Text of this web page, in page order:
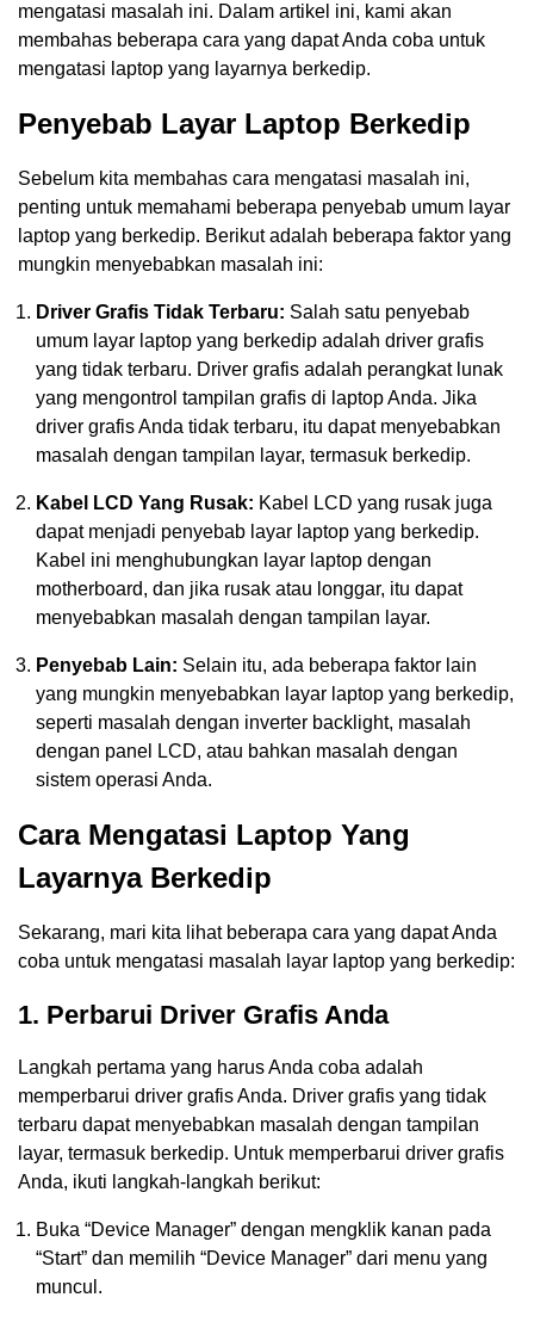
mengatasi masalah ini. Dalam artikel ini, kami akan
membahas beberapa cara yang dapat Anda coba untuk
mengatasi laptop yang layarnya berkedip.
Penyebab Layar Laptop Berkedip
Sebelum kita membahas cara mengatasi masalah ini,
penting untuk memahami beberapa penyebab umum layar
laptop yang berkedip. Berikut adalah beberapa faktor yang
mungkin menyebabkan masalah ini:
Driver Grafis Tidak Terbaru: Salah satu penyebab
umum layar laptop yang berkedip adalah driver grafis
yang tidak terbaru. Driver grafis adalah perangkat lunak
yang mengontrol tampilan grafis di laptop Anda. Jika
driver grafis Anda tidak terbaru, itu dapat menyebabkan
masalah dengan tampilan layar, termasuk berkedip.
Kabel LCD Yang Rusak: Kabel LCD yang rusak juga
dapat menjadi penyebab layar laptop yang berkedip.
Kabel ini menghubungkan layar laptop dengan
motherboard, dan jika rusak atau longgar, itu dapat
menyebabkan masalah dengan tampilan layar.
Penyebab Lain: Selain itu, ada beberapa faktor lain
yang mungkin menyebabkan layar laptop yang berkedip,
seperti masalah dengan inverter backlight, masalah
dengan panel LCD, atau bahkan masalah dengan
sistem operasi Anda.
Cara Mengatasi Laptop Yang
Layarnya Berkedip
Sekarang, mari kita lihat beberapa cara yang dapat Anda
coba untuk mengatasi masalah layar laptop yang berkedip:
1. Perbarui Driver Grafis Anda
Langkah pertama yang harus Anda coba adalah
memperbarui driver grafis Anda. Driver grafis yang tidak
terbaru dapat menyebabkan masalah dengan tampilan
layar, termasuk berkedip. Untuk memperbarui driver grafis
Anda, ikuti langkah-langkah berikut:
Buka “Device Manager” dengan mengklik kanan pada
“Start” dan memilih “Device Manager” dari menu yang
muncul.